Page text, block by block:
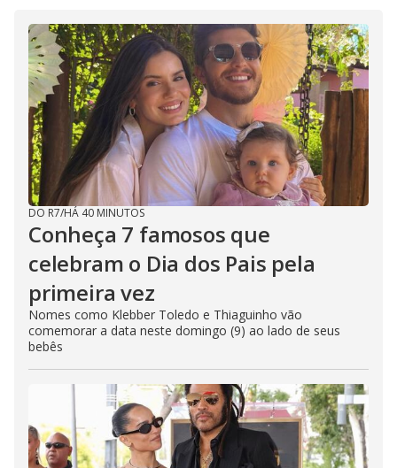
DO R7/HÁ 40 MINUTOS
Conheça 7 famosos que
celebram o Dia dos Pais pela
primeira vez
Nomes como Klebber Toledo e Thiaguinho vão
comemorar a data neste domingo (9) ao lado de seus
bebês